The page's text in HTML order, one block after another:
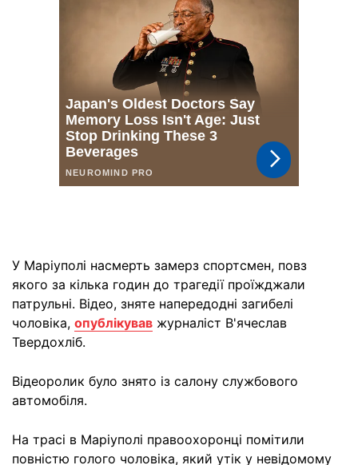
У Маріуполі насмерть замерз спортсмен, повз
якого за кілька годин до трагедії проїжджали
патрульні. Відео, зняте напередодні загибелі
чоловіка, опублікував журналіст В'ячеслав
Твердохліб.
Відеоролик було знято із салону службового
автомобіля.
На трасі в Маріуполі правоохоронці помітили
повністю голого чоловіка, який утік у невідомому